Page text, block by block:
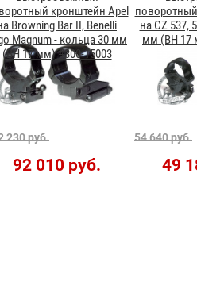
кронштейн Apel
Browning Bar II, Benelli
Magnum - кольца 30 мм
(BH 17 мм) #300-15003
230 руб.
92 010 руб.
на CZ 537,
мм (ВН 17
54 640 руб.
49